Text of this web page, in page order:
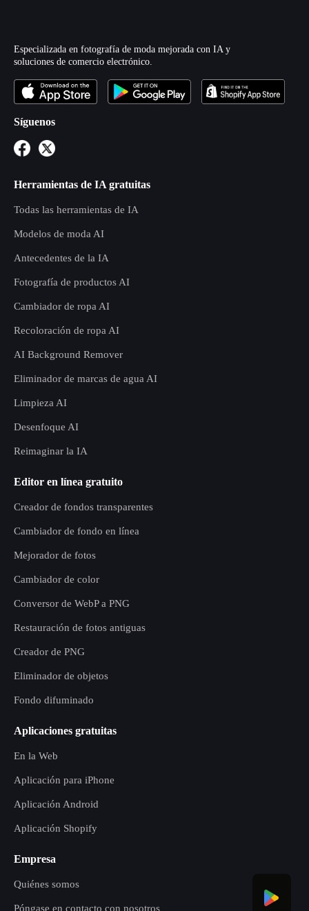
Especializada en fotografía de moda mejorada con IA y
soluciones de comercio electrónico.
Síguenos
Herramientas de IA gratuitas
Todas las herramientas de IA
Modelos de moda AI
Antecedentes de la IA
Fotografía de productos AI
Cambiador de ropa AI
Recoloración de ropa AI
AI Background Remover
Eliminador de marcas de agua AI
Limpieza AI
Desenfoque AI
Reimaginar la IA
Editor en línea gratuito
Creador de fondos transparentes
Cambiador de fondo en línea
Mejorador de fotos
Cambiador de color
Conversor de WebP a PNG
Restauración de fotos antiguas
Creador de PNG
Eliminador de objetos
Fondo difuminado
Aplicaciones gratuitas
En la Web
Aplicación para iPhone
Aplicación Android
Aplicación Shopify
Empresa
Quiénes somos
Póngase en contacto con nosotros